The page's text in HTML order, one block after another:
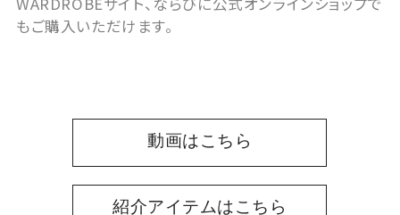
もご購入いただけます。
動画はこちら
紹介アイテムはこちら